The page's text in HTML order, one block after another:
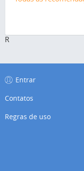
R
Entrar
Contatos
Regras de uso